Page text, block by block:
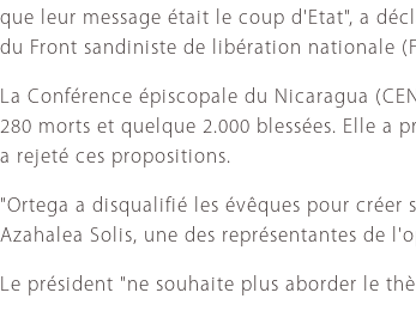
que leur message était le coup d'Etat", a
du Front sandiniste de libération nationale
La Conférence épiscopale du Nicaragua
280 morts et quelque 2.000 blessées. Elle a
a rejeté ces propositions.
"Ortega a disqualifié les évêques pour
Azahalea Solis, une des représentantes de
Le président "ne souhaite plus aborder le